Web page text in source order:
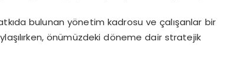
bulunan yönetim kadrosu ve çalışanlar bir
önümüzdeki döneme dair stratejik